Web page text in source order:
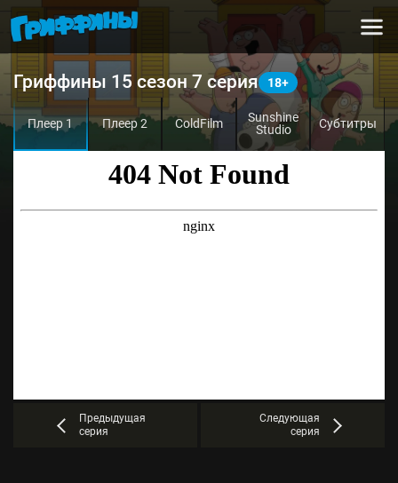
Гриффины 15 сезон 7 серия
Плеер 1 Плеер 2 ColdFilm
Sunshine
Studio
Субтитры
Предыдущая
серия
Следующая
серия